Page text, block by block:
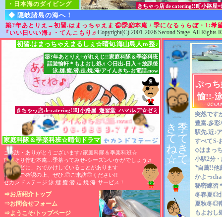
Copyright(C) 2001-2026 Second Stage. All Rights
きちゃっ店decatering!!町小路屋
築?年あとりえ→初習.はまっちゃえまるしぇ!!
『いい日いい海』
・てんこもり ♬
◎季楽本庵 / 季になるぅらぼ・1:希
・日本海のダイビング
◆ 隠岐諸島の海へ！
ご来訪・ありがとうございます♪家庭科隊＆季楽科班☆
ひっそり佇む本庵…季茶ってみせ-シーズンいかがでしょう ♬
水中などに、おでかけしていることがあります
所在をご確認の上、ぜひ.◎ご来訪◎ください!!
セカンドステージ 泳.縫.癒.潜.走.焼.淹-サービス！
⇒お店紹介トップ
⇒お問合せフォーム
⇒ようこそ/トップページ
初習.はまっちゃえまるしぇ☆晴旬.海山島人to整♪
家庭科隊＆季楽科班☆晴旬ドラマ
築?年あとりえ÷がれえじ!!家庭科隊＆季楽科班
話遊愉軒＊もよおし処♬◇日出-日入＋放課後
泳.縫.癒.潜.走.焼.淹/アイんきち-お電話.now
きちゃっ店decatering!!町小路屋=遊習堂=ハマル.デ☆ゼミ
アイんきち-お電話.now♬
アイんきち-お電話.now♬
アイんきち-お電話.now♬
０６-６８６３-７７７１
０６-６８６３-７７７１
０６-６８６３-７７７１
ぷっ
愉!!-
突然です
豊富.多
駅先.近♪
すべてS-
◇はまっ
小駅2分・
〝自薦!!
かよっ
秘密練習
冬春夏◎
夏秋冬◎
もよおし
き
て
ね
☆
季
て
き
て